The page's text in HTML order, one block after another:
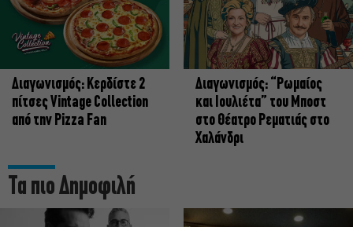
Διαγωνισμός: Κερδίστε 2
πίτσες Vintage Collection
από την Pizza Fan
Διαγωνισμός: “Ρωμαίος
και Ιουλιέτα” του Μποστ
στο Θέατρο Ρεματιάς στο
Χαλάνδρι
Τα πιο Δημοφιλή